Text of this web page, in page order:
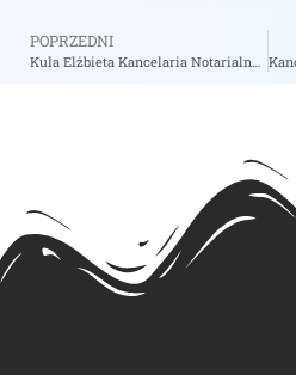
POPRZEDNI